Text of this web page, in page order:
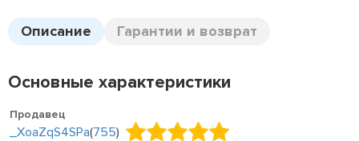
Описание Гарантии и возврат
Основные характеристики
Продавец
_XoaZqS4SPa(755)